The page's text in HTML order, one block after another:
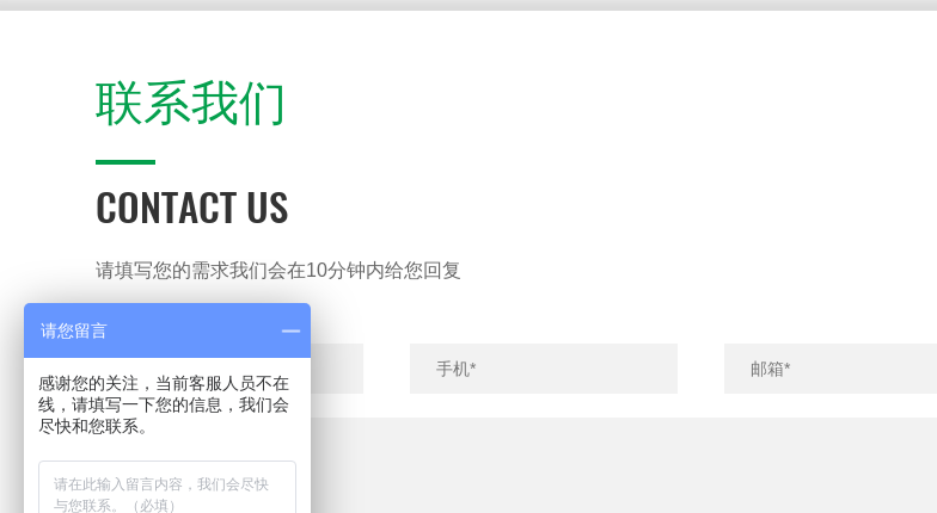
联系我们
CONTACT US
请填写您的需求我们会在10分钟内给您回复
请您留言
感谢您的关注，当前客服人员不在
线，请填写一下您的信息，我们会
尽快和您联系。